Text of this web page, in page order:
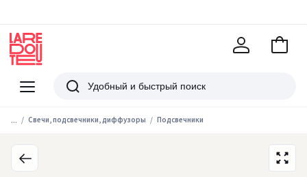
Меню
Redoute
Поиск
В
... Свечи, подсвечники, диффузоры Подсвечники